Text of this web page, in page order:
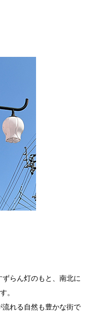
らん灯のもと、南北に
。
れる自然も豊かな街で